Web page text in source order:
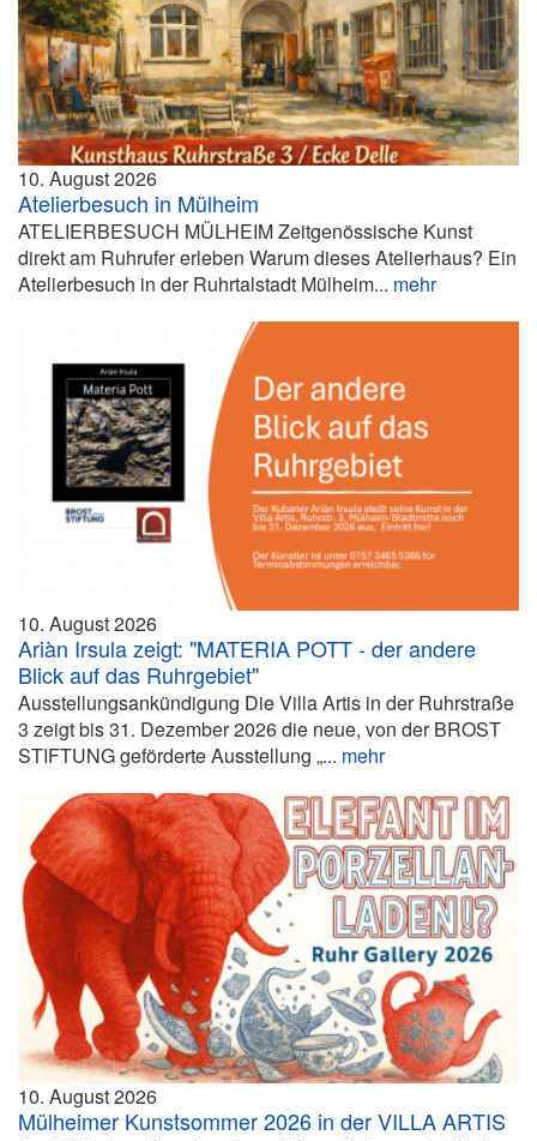
10. August 2026
Atelierbesuch in Mülheim
ATELIERBESUCH MÜLHEIM Zeitgenössische Kunst
direkt am Ruhrufer erleben Warum dieses Atelierhaus? Ein
Atelierbesuch in der Ruhrtalstadt Mülheim... mehr
10. August 2026
Ariàn Irsula zeigt: "MATERIA POTT - der andere
Blick auf das Ruhrgebiet"
Ausstellungsankündigung Die Villa Artis in der Ruhrstraße
3 zeigt bis 31. Dezember 2026 die neue, von der BROST
STIFTUNG geförderte Ausstellung „... mehr
10. August 2026
Mülheimer Kunstsommer 2026 in der VILLA ARTIS